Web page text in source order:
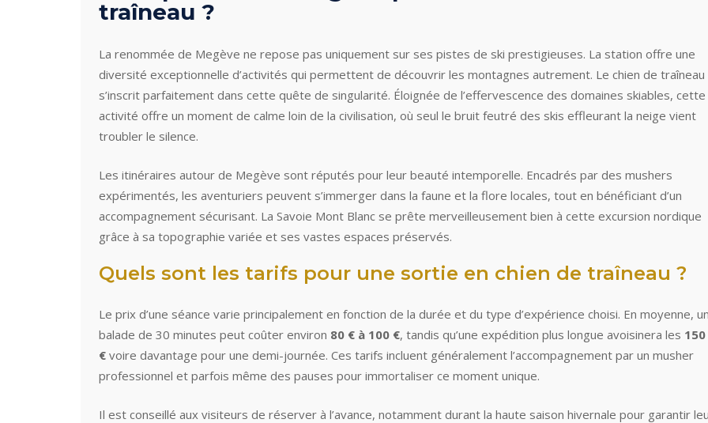
traîneau ?
La renommée de Megève ne repose pas uniquement sur ses pistes de ski prestigieuses. La station offre une
diversité exceptionnelle d’activités qui permettent de découvrir les montagnes autrement. Le chien de traîneau
s’inscrit parfaitement dans cette quête de singularité. Éloignée de l’effervescence des domaines skiables, cette
activité offre un moment de calme loin de la civilisation, où seul le bruit feutré des skis effleurant la neige vient
troubler le silence.
Les itinéraires autour de Megève sont réputés pour leur beauté intemporelle. Encadrés par des mushers
expérimentés, les aventuriers peuvent s’immerger dans la faune et la flore locales, tout en bénéficiant d’un
accompagnement sécurisant. La Savoie Mont Blanc se prête merveilleusement bien à cette excursion nordique
grâce à sa topographie variée et ses vastes espaces préservés.
Quels sont les tarifs pour une sortie en chien de traîneau ?
Le prix d’une séance varie principalement en fonction de la durée et du type d’expérience choisi. En moyenne,
balade de 30 minutes peut coûter environ 80 € à 100 €, tandis qu’une expédition plus longue avoisinera les 150
€ voire davantage pour une demi-journée. Ces tarifs incluent généralement l’accompagnement par un musher
professionnel et parfois même des pauses pour immortaliser ce moment unique.
Il est conseillé aux visiteurs de réserver à l’avance, notamment durant la haute saison hivernale pour garantir